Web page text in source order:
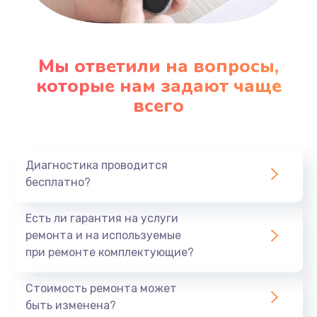
Заказать
Ремонт подсветки
Заказать
930 руб.
Заказать
Мы ответили на вопросы,
которые нам задают чаще
всего
Диагностика проводится
бесплатно?
Есть ли гарантия на услуги
ремонта и на используемые
при ремонте комплектующие?
Стоимость ремонта может
быть изменена?